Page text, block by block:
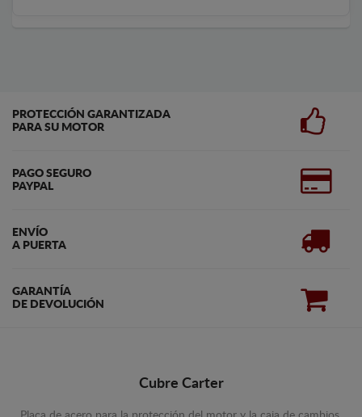
PROTECCIÓN GARANTIZADA
PARA SU MOTOR
PAGO SEGURO
PAYPAL
ENVÍO
A PUERTA
GARANTÍA
DE DEVOLUCIÓN
Cubre Carter